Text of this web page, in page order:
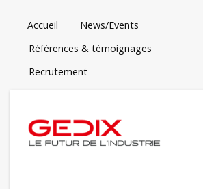
Accueil
News/Events
Références & témoignages
Recrutement